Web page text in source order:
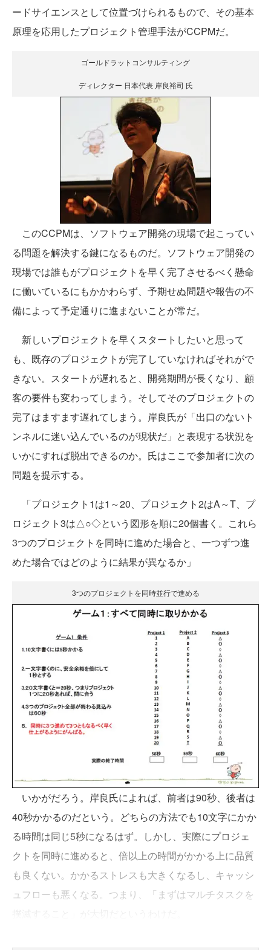
ードサイエンスとして位置づけられるもので、その基本
原理を応用したプロジェクト管理手法がCCPMだ。
ゴールドラットコンサルティング
ディレクター 日本代表 岸良裕司 氏
このCCPMは、ソフトウェア開発の現場で起こってい
る問題を解決する鍵になるものだ。ソフトウェア開発の
現場では誰もがプロジェクトを早く完了させるべく懸命
に働いているにもかかわらず、予期せぬ問題や報告の不
備によって予定通りに進まないことが常だ。
新しいプロジェクトを早くスタートしたいと思って
も、既存のプロジェクトが完了していなければそれがで
きない。スタートが遅れると、開発期間が長くなり、顧
客の要件も変わってしまう。そしてそのプロジェクトの
完了はますます遅れてしまう。岸良氏が「出口のないト
ンネルに迷い込んでいるのが現状だ」と表現する状況を
いかにすれば脱出できるのか。氏はここで参加者に次の
問題を提示する。
「プロジェクト1は1～20、プロジェクト2はA～T、プ
ロジェクト3は△○◇という図形を順に20個書く。これら
3つのプロジェクトを同時に進めた場合と、一つずつ進
めた場合ではどのように結果が異なるか」
3つのプロジェクトを同時並行で進める
いかがだろう。岸良氏によれば、前者は90秒、後者は
40秒かかるのだという。どちらの方法でも10文字にかか
る時間は同じ5秒になるはず。しかし、実際にプロジェ
クトを同時に進めると、倍以上の時間がかかる上に品質
も良くない。かかるストレスも大きくなるし、キャッシ
ュフローも悪くなる。つまり、「まずはマルチタスクを